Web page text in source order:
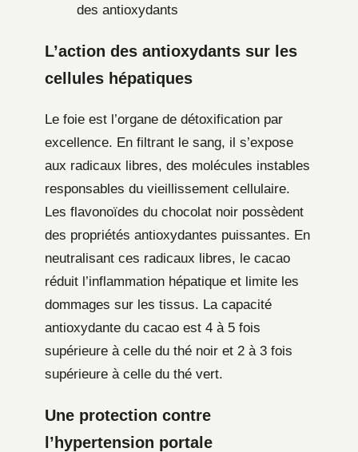
des antioxydants
L’action des antioxydants sur les
cellules hépatiques
Le foie est l’organe de détoxification par
excellence. En filtrant le sang, il s’expose
aux radicaux libres, des molécules instables
responsables du vieillissement cellulaire.
Les flavonoïdes du chocolat noir possèdent
des propriétés antioxydantes puissantes. En
neutralisant ces radicaux libres, le cacao
réduit l’inflammation hépatique et limite les
dommages sur les tissus. La capacité
antioxydante du cacao est 4 à 5 fois
supérieure à celle du thé noir et 2 à 3 fois
supérieure à celle du thé vert.
Une protection contre
l’hypertension portale